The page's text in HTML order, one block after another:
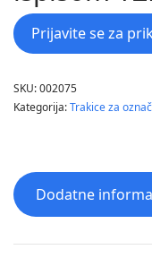
Prijavite se za
SKU:002075
Kategorija:Trakice za
Dodatne